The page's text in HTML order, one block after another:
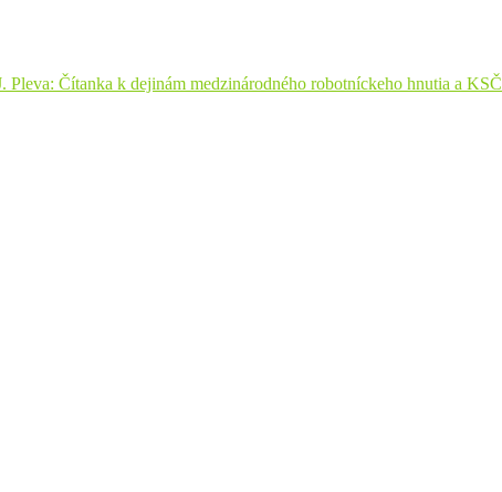
Pleva: Čítanka k dejinám medzinárodného robotníckeho hnutia a KSČ